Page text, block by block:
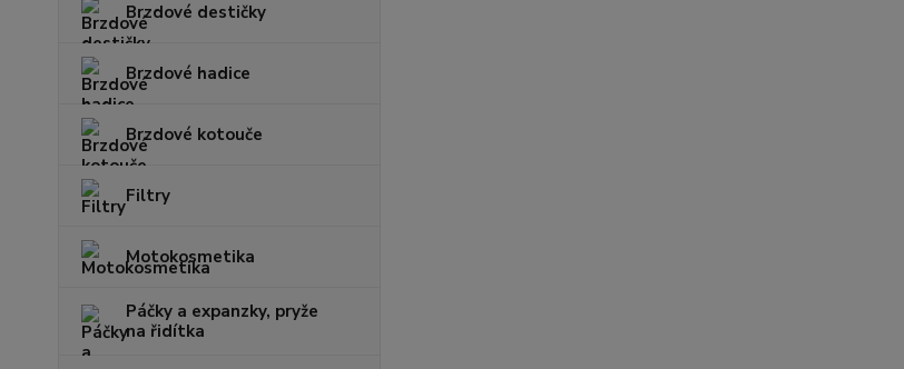
Brzdové destičky
Brzdové hadice
Brzdové kotouče
Filtry
Motokosmetika
Páčky a expanzky, pryže
na řidítka